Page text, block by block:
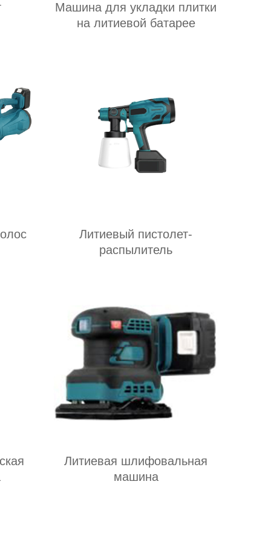
Машина для укладки плитки
на литиевой батарее
Литиевый пистолет-
распылитель
Литиевая шлифовальная
машина